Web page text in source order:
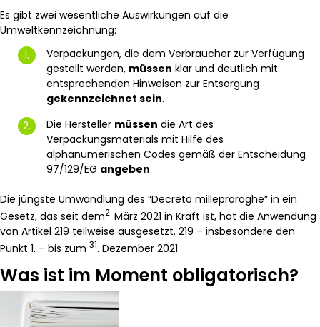
Es gibt zwei wesentliche Auswirkungen auf die
Umweltkennzeichnung:
Verpackungen, die dem Verbraucher zur Verfügung
gestellt werden, müssen klar und deutlich mit
entsprechenden Hinweisen zur Entsorgung
gekennzeichnet sein.
Die Hersteller müssen die Art des
Verpackungsmaterials mit Hilfe des
alphanumerischen Codes gemäß der Entscheidung
97/129/EG angeben.
Die jüngste Umwandlung des “Decreto milleproroghe” in ein
Gesetz, das seit dem2. März 2021 in Kraft ist, hat die Anwendung
von Artikel 219 teilweise ausgesetzt. 219 – insbesondere den
Punkt 1. – bis zum 31. Dezember 2021.
Was ist im Moment obligatorisch?